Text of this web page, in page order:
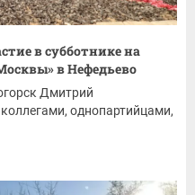
в субботнике на
в Нефедьево
Дмитрий
однопартийцами,